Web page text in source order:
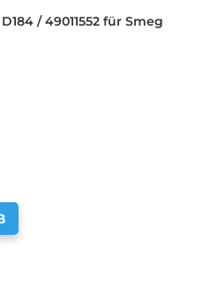
/ 49011552 für Smeg